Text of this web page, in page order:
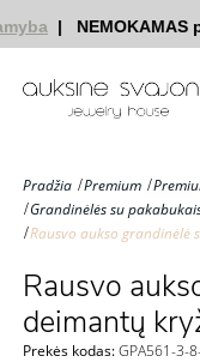
| NEMOKAMAS
Pradžia Premium
Grandinėlės su
Rausvo aukso grandinėlė
Rausvo
deimantų
Prekės kodas:GPA561-3-